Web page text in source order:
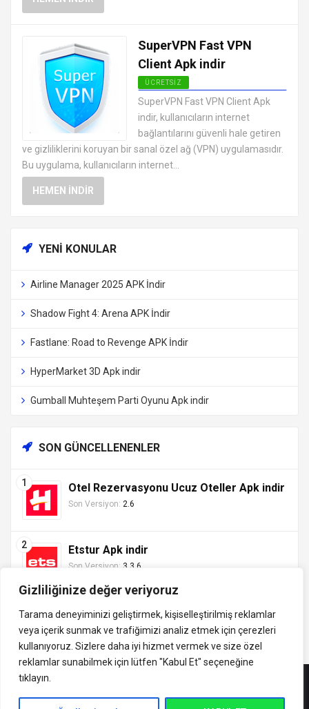
Gizliliğinize değer veriyoruz
Tarama deneyiminizi geliştirmek, kişiselleştirilmiş reklamlar
veya içerik sunmak ve trafiğimizi analiz etmek için çerezleri
kullanıyoruz. Sizlere daha iyi hizmet vermek ve size özel
reklamlar sunabilmek için lütfen "Kabul Et" seçeneğine
tıklayın.
SuperVPN Fast VPN
Client Apk indir
ÜCRETSIZ
ANDROID VPN APK
UYGULAMALARI ÜCRETSIZ
SuperVPN Fast VPN Client Apk
indir, kullanıcıların internet
bağlantılarını güvenli hale getiren
ve gizliliklerini koruyan bir sanal özel ağ (VPN) uygulamasıdır.
Bu uygulama, kullanıcıların internet...
HEMEN İNDIR
YENI KONULAR
Airline Manager 2025 APK İndir
Shadow Fight 4: Arena APK İndir
Fastlane: Road to Revenge APK İndir
HyperMarket 3D Apk indir
Gumball Muhteşem Parti Oyunu Apk indir
SON GÜNCELLENENLER
Otel Rezervasyonu Ucuz Oteller Apk indir
Son Versiyon: 2.6
Etstur Apk indir
Son Versiyon: 3.3.6
indirVip.com, en güvenilir ve hızlı APK indirme platformudur! En
popüler Android oyunları, uygulamaları, müzik, video ve eğitim
APK'larını güvenli ve ücretsiz indirin. Güncel sürümler, mod